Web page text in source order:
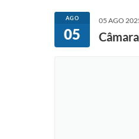
AGO
05
05 AGO